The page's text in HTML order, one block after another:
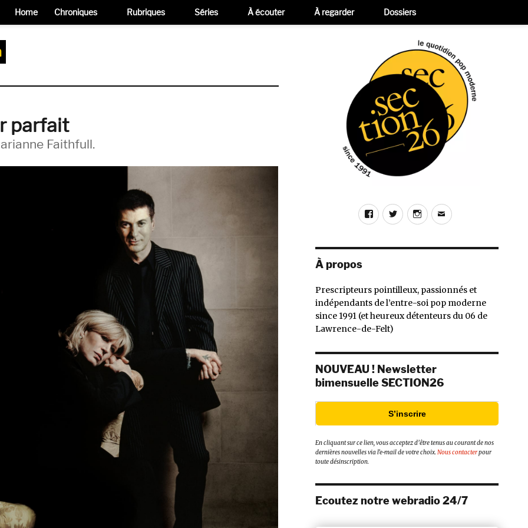
parfait
Faithfull.
FacebookTwitterInstagram
E-
À propos
Prescripteurs pointilleux, passionnés et
indépendants de l’entre-soi pop moderne
since 1991 (et heureux détenteurs du 06 de
Lawrence-de-Felt)
NOUVEAU ! Newsletter
bimensuelle SECTION26
S’inscrire
En cliquant sur ce lien, vous acceptez d’être tenus au courant de nos
dernières nouvelles via l’e-mail de votre choix.Nous contacterpour
toute désinscription.
Ecoutez notre webradio 24/7
Home Chroniques Rubriques Séries À écouter À regarder Dossiers